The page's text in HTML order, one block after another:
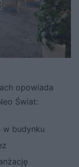
opowiada
Świat:
w budynku